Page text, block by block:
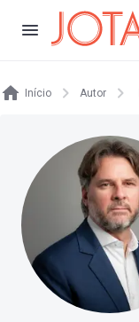
Início Autor